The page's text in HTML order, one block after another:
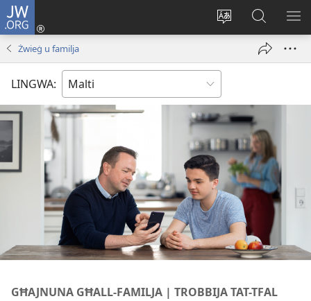
JW.ORG
Biddel
lingwa
Illoggja
(opens
Fittex
f’JW.ORG
Żwieġ u familja
LINGWA:
GĦAJNUNA GĦALL-​FAMILJA | TROBBIJA TAT-​TFAL